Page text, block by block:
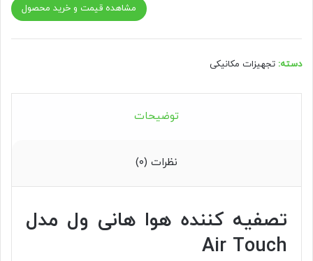
مشاهده قیمت و خرید محصول
دسته: تجهیزات مکانیکی
توضیحات
نظرات (۰)
تصفیه کننده هوا هانی ول مدل
Air Touch